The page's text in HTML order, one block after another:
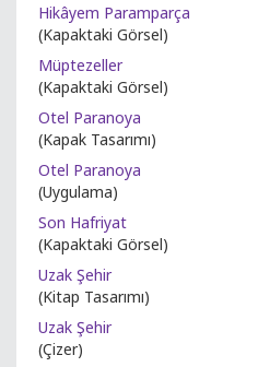
Hikâyem Paramparça
(Kapaktaki Görsel)
Müptezeller
(Kapaktaki Görsel)
Otel Paranoya
(Kapak Tasarımı)
Otel Paranoya
(Uygulama)
Son Hafriyat
(Kapaktaki Görsel)
Uzak Şehir
(Kitap Tasarımı)
Uzak Şehir
(Çizer)